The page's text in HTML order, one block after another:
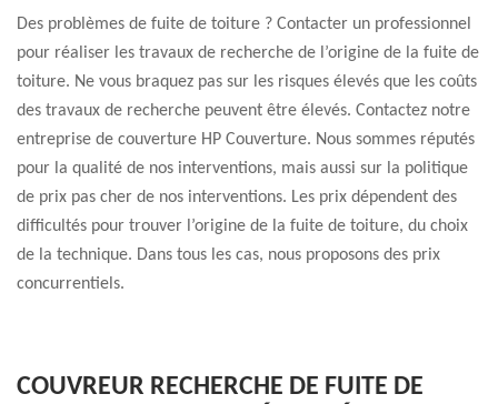
Des problèmes de fuite de toiture ? Contacter un professionnel
pour réaliser les travaux de recherche de l’origine de la fuite de
toiture. Ne vous braquez pas sur les risques élevés que les coûts
des travaux de recherche peuvent être élevés. Contactez notre
entreprise de couverture HP Couverture. Nous sommes réputés
pour la qualité de nos interventions, mais aussi sur la politique
de prix pas cher de nos interventions. Les prix dépendent des
difficultés pour trouver l’origine de la fuite de toiture, du choix
de la technique. Dans tous les cas, nous proposons des prix
concurrentiels.
COUVREUR RECHERCHE DE FUITE DE